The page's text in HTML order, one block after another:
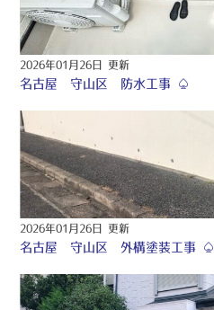
2026年01月26日 更新
名古屋 守山区 防水工事 ♤
2026年01月26日 更新
名古屋 守山区 外構塗装工事 ♤